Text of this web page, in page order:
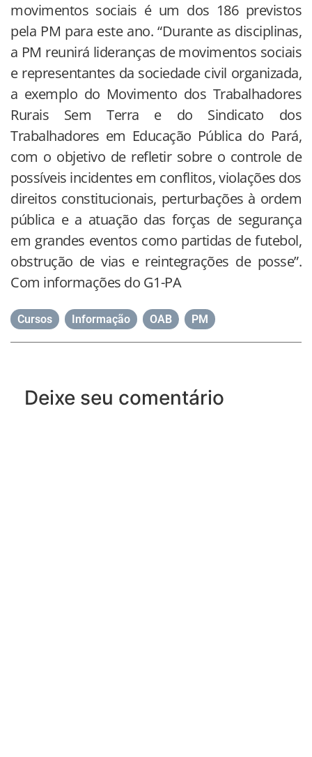
movimentos sociais é um dos 186 previstos
pela PM para este ano. “Durante as disciplinas,
a PM reunirá lideranças de movimentos sociais
e representantes da sociedade civil organizada,
a exemplo do Movimento dos Trabalhadores
Rurais Sem Terra e do Sindicato dos
Trabalhadores em Educação Pública do Pará,
com o objetivo de refletir sobre o controle de
possíveis incidentes em conflitos, violações dos
direitos constitucionais, perturbações à ordem
pública e a atuação das forças de segurança
em grandes eventos como partidas de futebol,
obstrução de vias e reintegrações de posse”.
Com informações do G1-PA
Cursos Informação OAB PM
Deixe seu comentário